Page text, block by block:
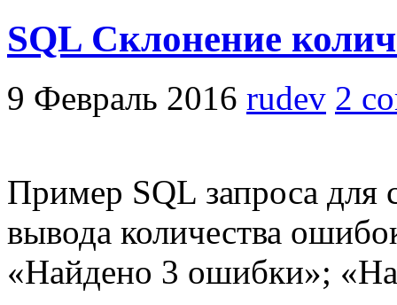
SQL Склонение
9 Февраль 2016 rudev 2
Пример SQL запроса для
вывода количества
«Найдено 3 ошибки»;